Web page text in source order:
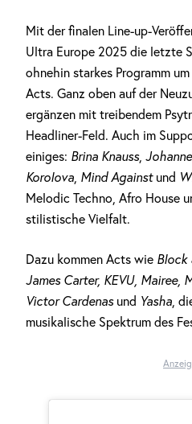
Mit der finalen Line-up-
Ultra Europe 2025 die letzte
ohnehin starkes Programm
Acts. Ganz oben auf der
ergänzen mit treibendem
Headliner-Feld. Auch im
einiges: Brina Knauss,
Korolova, Mind Againstund
Melodic Techno, Afro House
stilistische Vielfalt.
Dazu kommen Acts wie Block
James Carter, KEVU, Mairee,
Victor Cardenasund Yasha,
musikalische Spektrum des